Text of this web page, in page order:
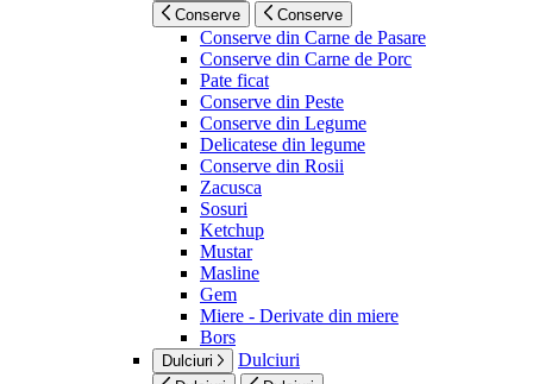
Conserve Conserve
Conserve din Carne de Pasare
Conserve din Carne de Porc
Pate ficat
Conserve din Peste
Conserve din Legume
Delicatese din legume
Conserve din Rosii
Zacusca
Sosuri
Ketchup
Mustar
Masline
Gem
Miere - Derivate din miere
Bors
Dulciuri Dulciuri